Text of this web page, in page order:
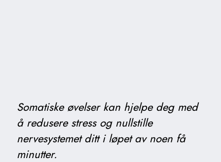
Somatiske øvelser kan hjelpe deg med
å redusere stress og nullstille
nervesystemet ditt i løpet av noen få
minutter.